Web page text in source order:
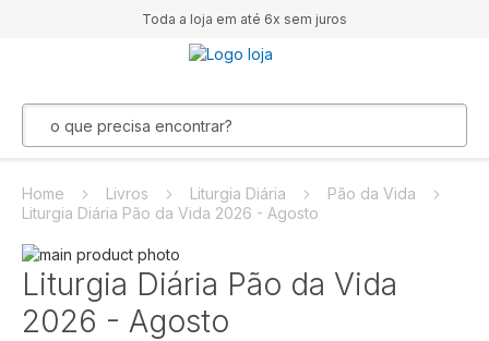
Toda a loja em até 6x sem juros
Home Livros Liturgia Diária
Pão da Vida
Liturgia Diária Pão da Vida 2026 - Agosto
Pular
para
o
final
Saltar
para
o
Liturgia Diária Pão da Vida
2026 - Agosto